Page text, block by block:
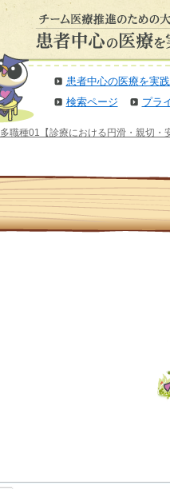
患者中心の医療を実
検索ページ
プラ
多職種01【診療における円滑・親切・